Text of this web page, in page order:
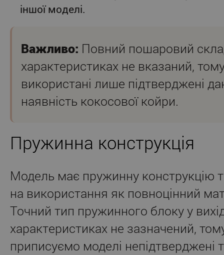
іншої моделі.
Важливо: Повний пошаровий
характеристиках не вказаний,
використані лише підтверджені
наявність кокосової койри.
Пружинна конструкція
Модель має пружинну конструкцію
на використання як повноцінний
Точний тип пружинного блоку у
характеристиках не зазначений,
приписуємо моделі непідтверджені